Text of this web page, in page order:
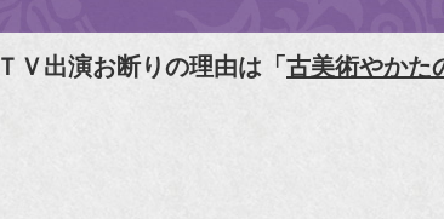
『樋口可南子の古寺散
ＴＶ出演お断りの理由は「 古美術やかた